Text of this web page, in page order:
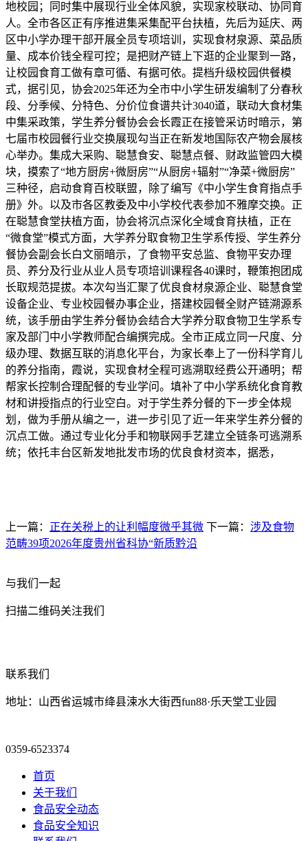
地校园；同时集中展现行业全体风貌，实现家校联动、协同育
人。全市各区正有序推进集采集配平台扶植，先后为延庆、两
区中小学办理干部开展全员专项培训，实现食材泉源、菜品质
量、成本价钱全程可控；是把财产链上下逛的企业聚到一路，
让校园食育工做有章可循、有据可依。提档升级校园供餐模
式，据引见，协会2025年还为全市中小学生研发编制了分春秋
段、分季候、分特色、分价位食谱共计3040道，联动大食材集
中集采政策，学生养分餐协会会长霞正在接管采访时暗示，第
七届市校园餐行业交换展现勾当正在新发地国际农产物会展核
心举办。集成大采购、聪慧食安、聪慧点餐、财政监管四大模
块，摸索了“地方厨房+微厨房”“从厨房+辐射”“净菜+微厨房”
三种径，启动食育百校联盟，除了编写《中小学生食育指点手
册》外。以及市各区教委及中小学校代表参加不雅摩交换。正
在聪慧食堂扶植方面，协会将沉点深化全域食育扶植，正在
“微食堂”模式方面，大学养分取食物卫生学系传授、学生养分
餐协会副会长白文丽暗示，了食物平安总监、食物平安办理
员、养分及行业从业人员专项培训课程各40课时，鞭策抱团成
长取规范提拔。本次勾当汇聚了优良食材泉源企业、聪慧食堂
设备企业、专业校园餐办事企业，搭建校园餐全财产链溯源系
统，该手册由学生养分餐协会结合大学养分取食物卫生学系专
家及部门中小学教师配合编撰完成。全市正成立同一尺度、分
级办理、数据互联的消息化平台，为家长奉上了一份科学育儿
的养分指南，霞说，实现食材全程可逃溯取经费公开通明；帮
帮家长控制合理配餐的专业学问。填补了中小学系统化食育教
材和讲授指点的行业空白。对于学生养分餐的下一步全体规
划，做为手册从编之一，进一步引见了近一年来学生养分餐的
沉点工做。通过专业化分手和物联网手艺建立全链条可逃溯系
统；依托丰台区新发地批发市场的优良食材资本，据悉，
上一篇： 正在关税上的让利幅度微乎其微 下一篇： 涉及食物
范畴39项2026年度贵州省科协“新质黔沿
与我们一起
扫描二维码关注我们
联系我们
地址：山西省运城市绛县涑水大街西fun88·乐天堂工业园
0359-6523374
首页
关于我们
食品安全动态
食品安全知识